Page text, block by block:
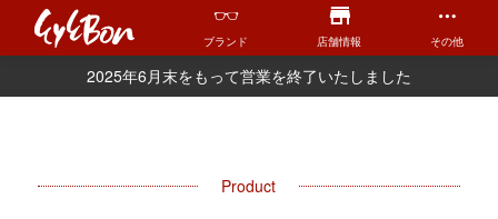
ブランド 店舗情報 その他
2025年6月末をもって営業を終了いたしました
Product